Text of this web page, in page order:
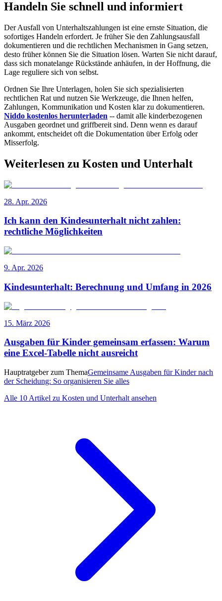
Handeln Sie schnell und informiert
Der Ausfall von Unterhaltszahlungen ist eine ernste Situation, die
sofortiges Handeln erfordert. Je früher Sie den Zahlungsausfall
dokumentieren und die rechtlichen Mechanismen in Gang setzen,
desto früher können Sie die Situation lösen. Warten Sie nicht darauf,
dass sich monatelange Rückstände anhäufen, in der Hoffnung, die
Lage reguliere sich von selbst.
Ordnen Sie Ihre Unterlagen, holen Sie sich spezialisierten
rechtlichen Rat und nutzen Sie Werkzeuge, die Ihnen helfen,
Zahlungen, Kommunikation und Kosten klar zu dokumentieren.
Niddo kostenlos herunterladen -- damit alle kinderbezogenen
Ausgaben geordnet und griffbereit sind. Denn wenn es darauf
ankommt, entscheidet oft die Dokumentation über Erfolg oder
Misserfolg.
Weiterlesen zu Kosten und Unterhalt
28. Apr. 2026
Ich kann den Kindesunterhalt nicht zahlen:
rechtliche Möglichkeiten
9. Apr. 2026
Kindesunterhalt: Berechnung und Umfang in 2026
15. März 2026
Ausgaben für Kinder gemeinsam erfassen: Warum
eine Excel-Tabelle nicht ausreicht
Hauptratgeber zum ThemaGemeinsame Ausgaben für Kinder nach
der Scheidung: So organisieren Sie alles
Alle 10 Artikel zu Kosten und Unterhalt ansehen